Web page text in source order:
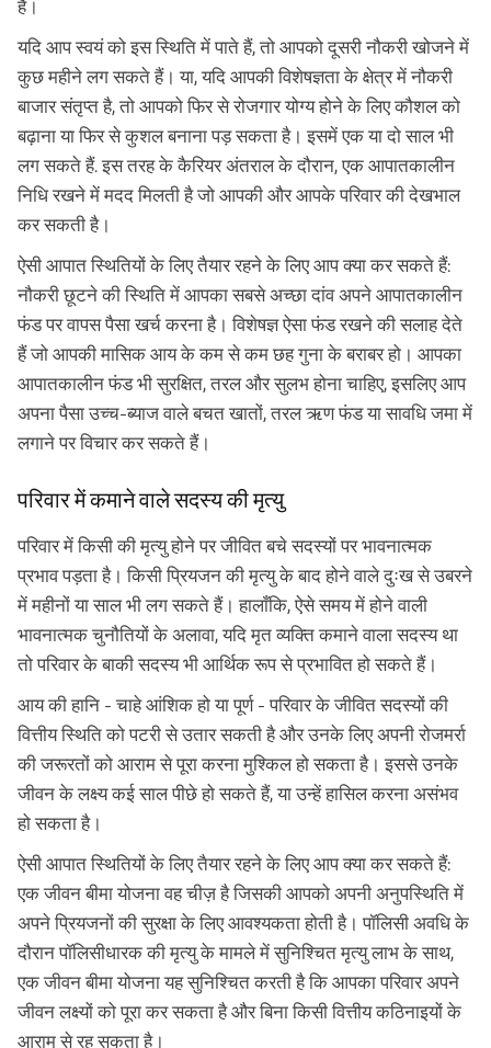
है।
यदि आप स्वयं को इस स्थिति में पाते हैं, तो आपको दूसरी नौकरी खोजने में
कुछ महीने लग सकते हैं। या, यदि आपकी विशेषज्ञता के क्षेत्र में नौकरी
बाजार संतृप्त है, तो आपको फिर से रोजगार योग्य होने के लिए कौशल को
बढ़ाना या फिर से कुशल बनाना पड़ सकता है। इसमें एक या दो साल भी
लग सकते हैं. इस तरह के कैरियर अंतराल के दौरान, एक आपातकालीन
निधि रखने में मदद मिलती है जो आपकी और आपके परिवार की देखभाल
कर सकती है।
ऐसी आपात स्थितियों के लिए तैयार रहने के लिए आप क्या कर सकते हैं:
नौकरी छूटने की स्थिति में आपका सबसे अच्छा दांव अपने आपातकालीन
फंड पर वापस पैसा खर्च करना है। विशेषज्ञ ऐसा फंड रखने की सलाह देते
हैं जो आपकी मासिक आय के कम से कम छह गुना के बराबर हो। आपका
आपातकालीन फंड भी सुरक्षित, तरल और सुलभ होना चाहिए, इसलिए आप
अपना पैसा उच्च-ब्याज वाले बचत खातों, तरल ऋण फंड या सावधि जमा में
लगाने पर विचार कर सकते हैं।
परिवार में कमाने वाले सदस्य की मृत्यु
परिवार में किसी की मृत्यु होने पर जीवित बचे सदस्यों पर भावनात्मक
प्रभाव पड़ता है। किसी प्रियजन की मृत्यु के बाद होने वाले दुःख से उबरने
में महीनों या साल भी लग सकते हैं। हालाँकि, ऐसे समय में होने वाली
भावनात्मक चुनौतियों के अलावा, यदि मृत व्यक्ति कमाने वाला सदस्य था
तो परिवार के बाकी सदस्य भी आर्थिक रूप से प्रभावित हो सकते हैं।
आय की हानि - चाहे आंशिक हो या पूर्ण - परिवार के जीवित सदस्यों की
वित्तीय स्थिति को पटरी से उतार सकती है और उनके लिए अपनी रोजमर्रा
की जरूरतों को आराम से पूरा करना मुश्किल हो सकता है। इससे उनके
जीवन के लक्ष्य कई साल पीछे हो सकते हैं, या उन्हें हासिल करना असंभव
हो सकता है।
ऐसी आपात स्थितियों के लिए तैयार रहने के लिए आप क्या कर सकते हैं:
एक जीवन बीमा योजना वह चीज़ है जिसकी आपको अपनी अनुपस्थिति में
अपने प्रियजनों की सुरक्षा के लिए आवश्यकता होती है। पॉलिसी अवधि के
दौरान पॉलिसीधारक की मृत्यु के मामले में सुनिश्चित मृत्यु लाभ के साथ,
एक जीवन बीमा योजना यह सुनिश्चित करती है कि आपका परिवार अपने
जीवन लक्ष्यों को पूरा कर सकता है और बिना किसी वित्तीय कठिनाइयों के
आराम से रह सकता है।